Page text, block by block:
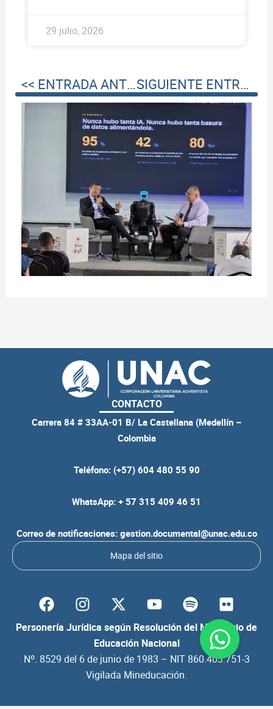
29 julio, 2026
<< ENTRADA ANTERIOR SIGUIENTE ENTRADA >>
CONTACTO
Carrera 84 # 33AA-01 B/ La Castellana (Medellín –
Colombia
Teléfono: (+57) 604 480 55 90
WhatsApp: + 57 315 409 46 51
Correo de notificaciones: gestion.documental@unac.edu.co
Mapa del sitio
Personería Jurídica según Resolución del Ministerio de
Educación Nacional
Nº. 8529 del 6 de junio de 1983 – NIT 860.403.751-3
Vigilada Mineducación.
F
a
c
b
k
I
n
s
a
g
a
Y
o
u
t
u
b
S
p
o
i
F
l
i
c
k